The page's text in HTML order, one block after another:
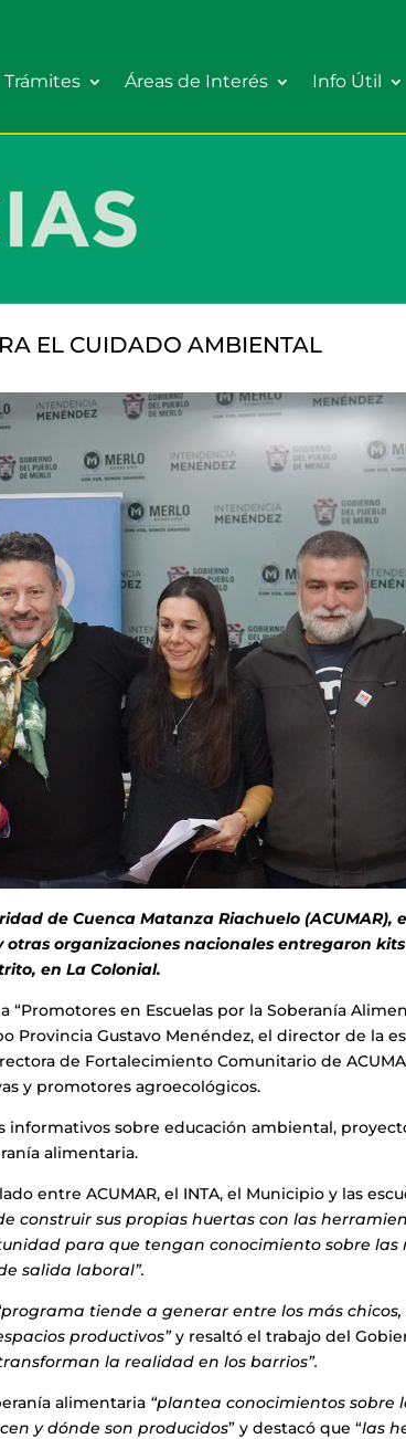
Trámites Áreas de Interés Info Útil
EL CUIDADO AMBIENTAL
de Cuenca Matanza Riachuelo (ACUMAR),
otras organizaciones nacionales entregaron
en La Colonial.
en Escuelas por la Soberanía
Provincia Gustavo Menéndez, el director de la
de Fortalecimiento Comunitario de
y promotores agroecológicos.
informativos sobre educación ambiental,
alimentaria.
entre ACUMAR, el INTA, el Municipio y las
construir sus propias huertas con las
para que tengan conocimiento sobre las
salida laboral”.
tiende a generar entre los más
productivos”y resaltó el trabajo del
la realidad en los barrios”.
alimentaria “plantea conocimientos sobre
y dónde son producidos” y destacó que “las